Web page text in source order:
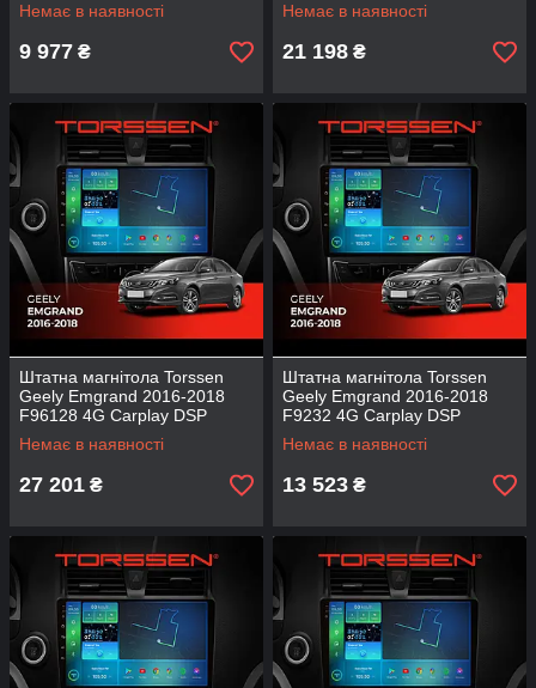
Немає в наявності
9 977 ₴
Немає в наявності
21 198 ₴
Штатна магнітола Torssen
Geely Emgrand 2016-2018
F96128 4G Carplay DSP
Немає в наявності
27 201 ₴
Штатна магнітола Torssen
Geely Emgrand 2016-2018
F9232 4G Carplay DSP
Немає в наявності
13 523 ₴